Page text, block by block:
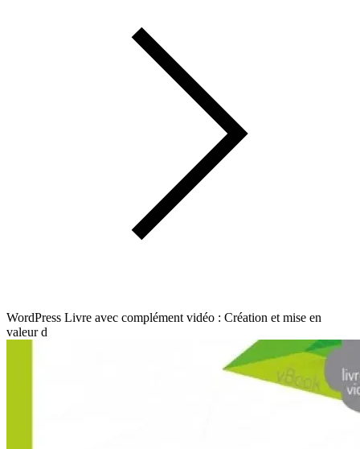
WordPress Livre avec complément vidéo : Création et mise en
valeur d